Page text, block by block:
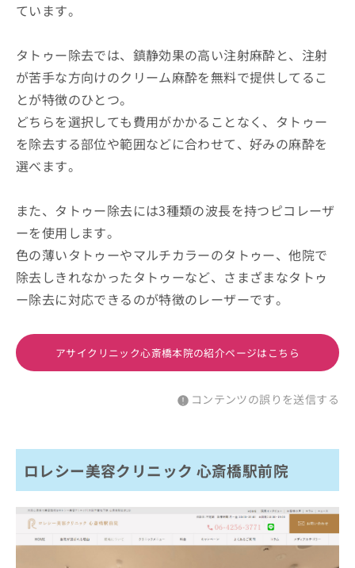
ています。
タトゥー除去では、鎮静効果の高い注射麻酔と、注射
が苦手な方向けのクリーム麻酔を無料で提供してるこ
とが特徴のひとつ。
どちらを選択しても費用がかかることなく、タトゥー
を除去する部位や範囲などに合わせて、好みの麻酔を
選べます。
また、タトゥー除去には3種類の波長を持つピコレーザ
ーを使用します。
色の薄いタトゥーやマルチカラーのタトゥー、他院で
除去しきれなかったタトゥーなど、さまざまなタトゥ
ー除去に対応できるのが特徴のレーザーです。
アサイクリニック心斎橋本院の紹介ページはこちら
コンテンツの誤りを送信する
ロレシー美容クリニック 心斎橋駅前院